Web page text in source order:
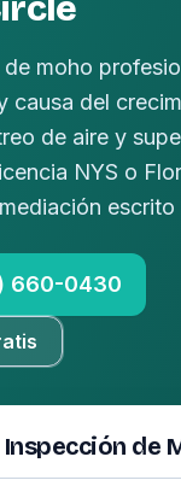
moho
causa del
de aire y
NYS o
escrito
660-0430
de